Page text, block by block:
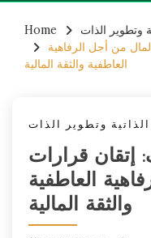
content
Home
وتطوير الذات
من أجل الرفاهية
العاطفية والثقة المالية
وتطوير الذات
إتقان قرارات
العاطفية
والثقة المالية